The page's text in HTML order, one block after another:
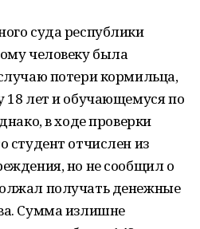
суда республики
человеку была
потери кормильца,
18 лет и обучающемуся по
в ходе проверки
студент отчислен из
но не сообщил о
получать денежные
Сумма излишне